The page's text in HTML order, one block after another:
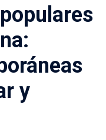
Y ESTUDIOS URBANOS
y